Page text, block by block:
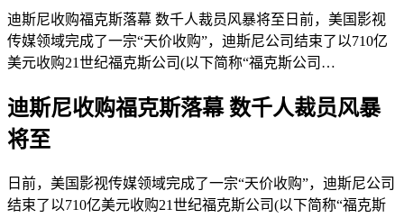
迪斯尼收购福克斯落幕 数千人裁员风暴将至日前，美国影视
传媒领域完成了一宗“天价收购”，迪斯尼公司结束了以710亿
美元收购21世纪福克斯公司(以下简称“福克斯公司…
迪斯尼收购福克斯落幕 数千人裁员风暴
将至
日前，美国影视传媒领域完成了一宗“天价收购”，迪斯尼公司
结束了以710亿美元收购21世纪福克斯公司(以下简称“福克斯